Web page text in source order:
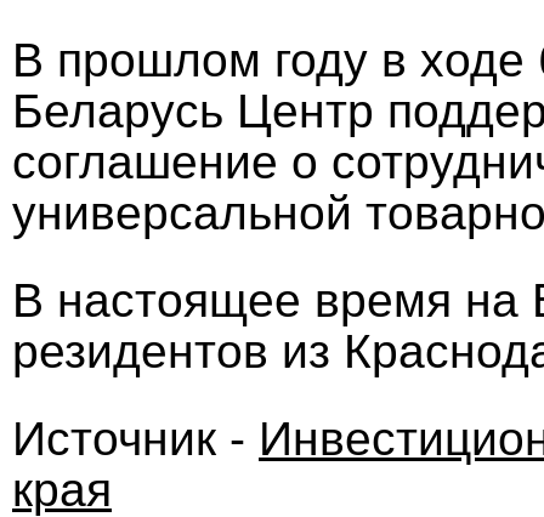
В прошлом году в ходе
Беларусь Центр
соглашение о
универсальной
В настоящее время на
резидентов из
Источник -
края